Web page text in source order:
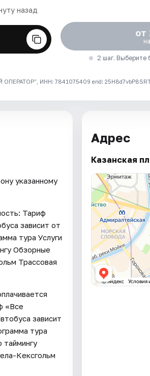
назад
от
2 шаг. Выберите
ИНН: 7841075409 erid:
указанному
Тариф
зависит от
тура Услуги
Обзорные
Трассовая
«Все
зависит
тура
таймингу
Кексгольм
Адрес
Казанская